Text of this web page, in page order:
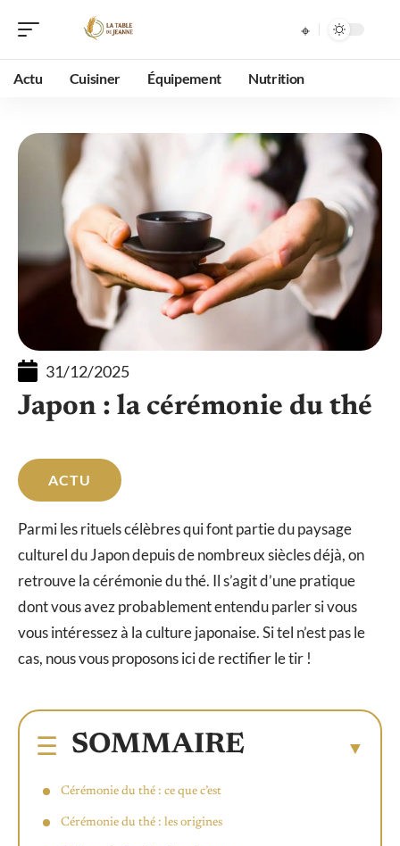
Actu Cuisiner Équipement Nutrition
31/12/2025
Japon : la cérémonie du thé
ACTU
Parmi les rituels célèbres qui font partie du paysage
culturel du Japon depuis de nombreux siècles déjà, on
retrouve la cérémonie du thé. Il s’agit d’une pratique
dont vous avez probablement entendu parler si vous
vous intéressez à la culture japonaise. Si tel n’est pas le
cas, nous vous proposons ici de rectifier le tir !
SOMMAIRE
Cérémonie du thé : ce que c’est
Cérémonie du thé : les origines